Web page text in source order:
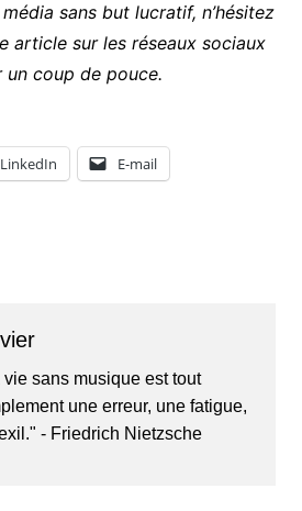
sans but lucratif, n’hésitez
article sur les réseaux sociaux
un coup de pouce.
LinkedIn E-mail
vie sans musique est tout
une erreur, une fatigue,
- Friedrich Nietzsche